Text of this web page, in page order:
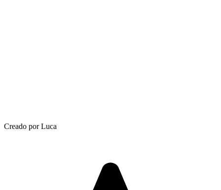
Creado por Luca